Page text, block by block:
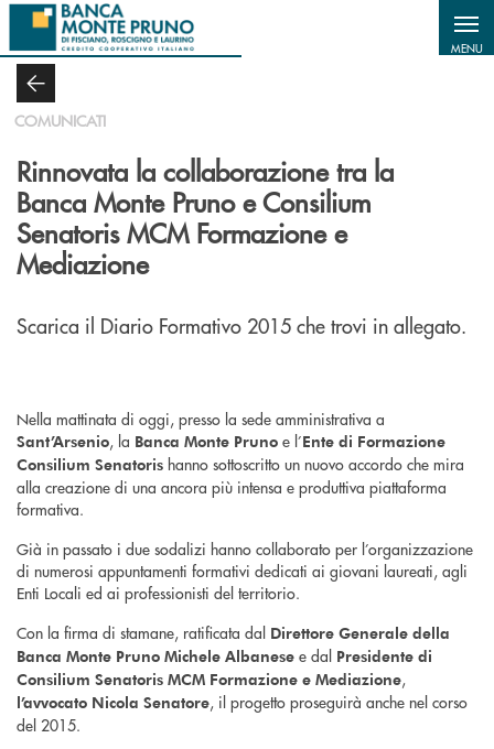
Salta al contenuto principale
MENU
COMUNICATI
Rinnovata la collaborazione tra la
Banca Monte Pruno e Consilium
Senatoris MCM Formazione e
Mediazione
Scarica il Diario Formativo 2015 che trovi in allegato.
Nella mattinata di oggi, presso la sede amministrativa a
Sant’Arsenio, la Banca Monte Pruno e l’Ente di Formazione
Consilium Senatoris hanno sottoscritto un nuovo accordo che mira
alla creazione di una ancora più intensa e produttiva piattaforma
formativa.
Già in passato i due sodalizi hanno collaborato per l’organizzazione
di numerosi appuntamenti formativi dedicati ai giovani laureati, agli
Enti Locali ed ai professionisti del territorio.
Con la firma di stamane, ratificata dal Direttore Generale della
Banca Monte Pruno Michele Albanese e dal Presidente di
Consilium Senatoris MCM Formazione e Mediazione,
l’avvocato Nicola Senatore, il progetto proseguirà anche nel corso
del 2015.